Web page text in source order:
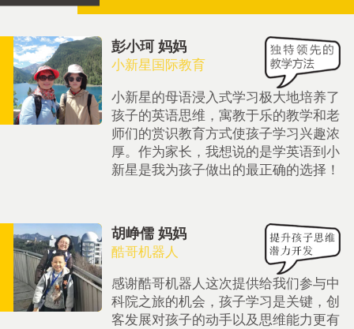
彭小珂 妈妈
小新星国际教育
小新星的母语浸入式学习极大地培养了
孩子的英语思维，寓教于乐的教学和老
师们的赏识教育方式使孩子学习兴趣浓
厚。作为家长，我想说的是学英语到小
新星是我为孩子做出的最正确的选择！
胡峥儒 妈妈
酷哥机器人
感谢酷哥机器人这次提供给我们参与中
科院之旅的机会，孩子学习是关键，创
客发展对孩子的动手以及思维能力更有